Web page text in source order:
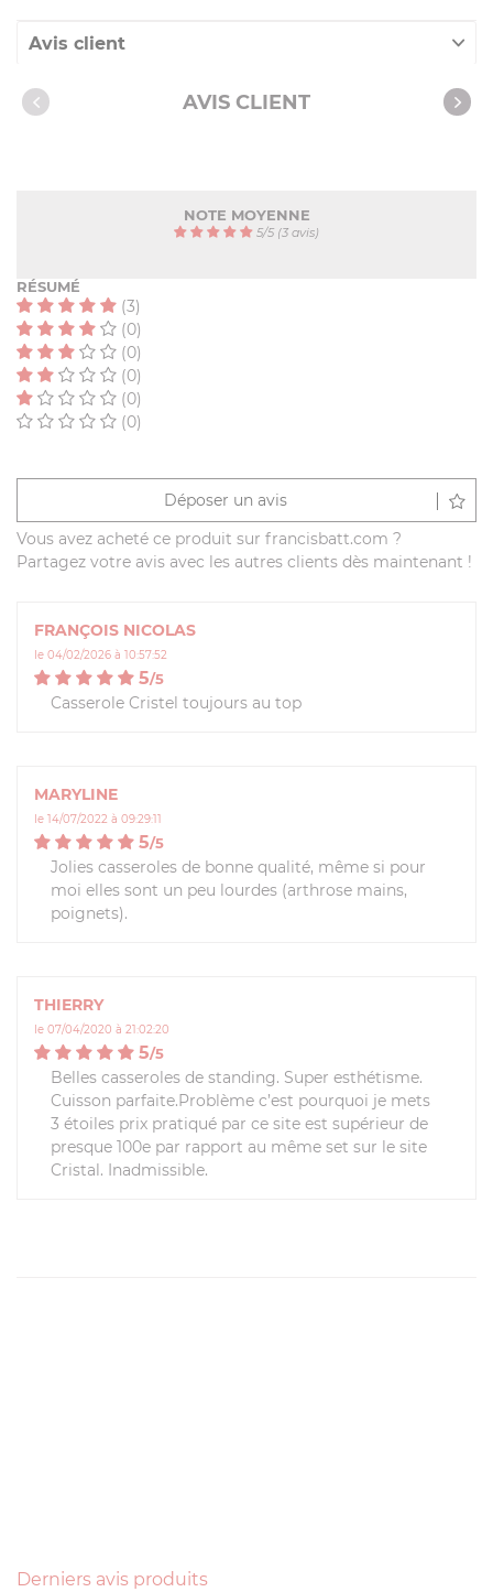
Avis client
Nos clients ont aussi acheté
AVIS CLIENT
NOTE MOYENNE
5/5 (3 avis)
RÉSUMÉ
(3)
(0)
(0)
(0)
(0)
(0)
Déposer un avis
Vous avez acheté ce produit sur francisbatt.com ?
Partagez votre avis avec les autres clients dès maintenant !
FRANÇOIS NICOLAS
le 04/02/2026 à 10:57:52
5/5
Casserole Cristel toujours au top
MARYLINE
le 14/07/2022 à 09:29:11
5/5
Jolies casseroles de bonne qualité, même si pour
moi elles sont un peu lourdes (arthrose mains,
poignets).
THIERRY
le 07/04/2020 à 21:02:20
5/5
Belles casseroles de standing. Super esthétisme.
Cuisson parfaite.Problème c’est pourquoi je mets
3 étoiles prix pratiqué par ce site est supérieur de
presque 100e par rapport au même set sur le site
Cristal. Inadmissible.
Derniers avis produits